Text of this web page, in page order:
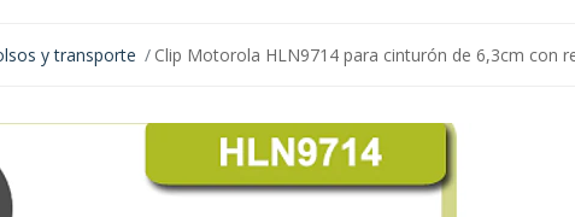
y transporte Clip Motorola HLN9714 para cinturón de 6,3cm con